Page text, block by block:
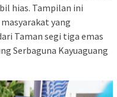
hias. Tampilan ini
yang
Taman segi tiga emas
Serbaguna Kayuaguang